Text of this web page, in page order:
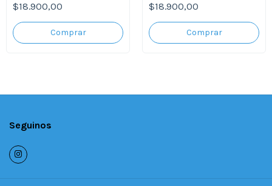
$18.900,00 $18.900,00
Seguinos